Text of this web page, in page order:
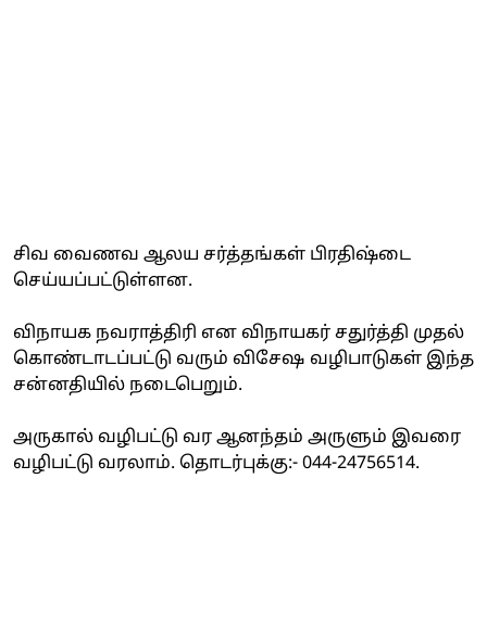
சிவ வைணவ ஆலய சர்த்தங்கள் பிரதிஷ்டை
செய்யப்பட்டுள்ளன.
விநாயக நவராத்திரி என விநாயகர் சதுர்த்தி முதல்
கொண்டாடப்பட்டு வரும் விசேஷ வழிபாடுகள் இந்த
சன்னதியில் நடைபெறும்.
அருகால் வழிபட்டு வர ஆனந்தம் அருளும் இவரை
வழிபட்டு வரலாம். தொடர்புக்கு:- 044-24756514.